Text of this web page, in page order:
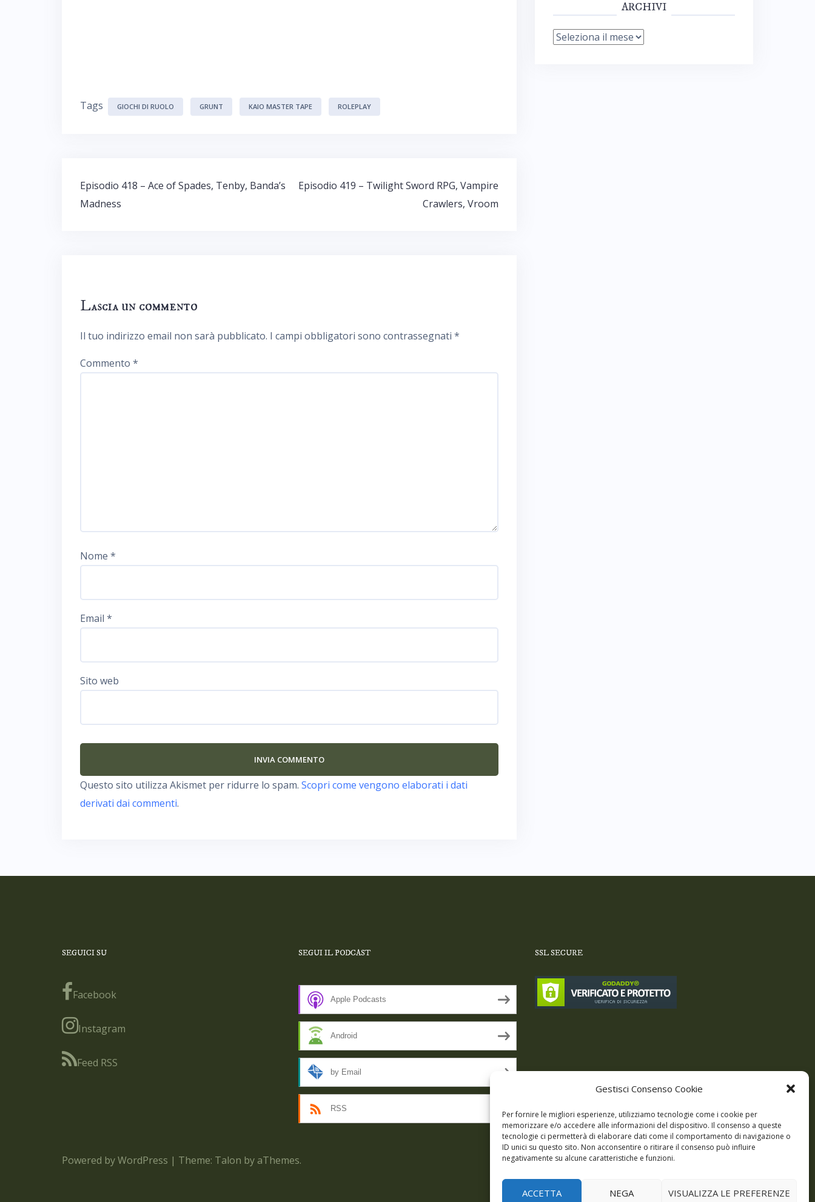
Gestisci Consenso Cookie
Per fornire le migliori esperienze, utilizziamo tecnologie come i cookie per
memorizzare e/o accedere alle informazioni del dispositivo. Il consenso a queste
tecnologie ci permetterà di elaborare dati come il comportamento di navigazione o
ID unici su questo sito. Non acconsentire o ritirare il consenso può influire
negativamente su alcune caratteristiche e funzioni.
ACCETTA NEGA VISUALIZZA LE PREFERENZE
Tags GIOCHI DI RUOLO GRUNT KAIO MASTER TAPE ROLEPLAY
Navigazione
articoli
Episodio 418 – Ace of Spades, Tenby, Banda’s
Madness
Episodio 419 – Twilight Sword RPG, Vampire
Crawlers, Vroom
Lascia un commento
Il tuo indirizzo email non sarà pubblicato. I campi obbligatori sono contrassegnati *
Commento *
Nome *
Email *
Sito web
Questo sito utilizza Akismet per ridurre lo spam. Scopri come vengono elaborati i dati
derivati dai commenti.
ARCHIVI
Archivi
SEGUICI SU
Facebook
Instagram
Feed RSS
SEGUI IL PODCAST
Apple Podcasts
Android
by Email
RSS
SSL SECURE
Powered by WordPress | Theme: Talon by aThemes. Episodi Giochi DBC Podcast Cookie Policy (UE)